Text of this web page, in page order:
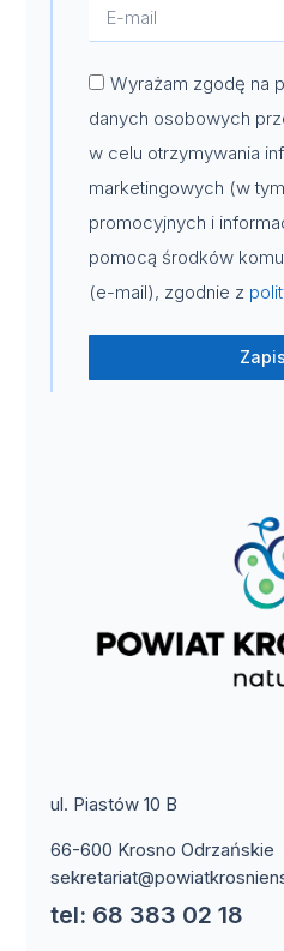
Wyrażam zgodę na
danych osobowych
w celu otrzymywania
marketingowych (w
promocyjnych i
pomocą środków
(e-mail), zgodnie z
ul. Piastów 10 B
66-600 Krosno Odrzańskie
tel: 68 383 02 18